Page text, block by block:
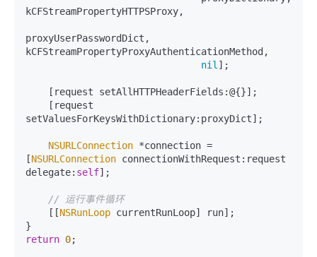
kCFStreamPropertyHTTPSProxy,
proxyUserPasswordDict,
kCFStreamPropertyProxyAuthenticationMethod,
nil ];
setValuesForKeysWithDictionary:proxyDict];
NSURLConnection *connection =
[NSURLConnection connectionWithRequest:request
delegate: self];
// 运行事件循环
    [[
NSRunLoop currentRunLoop] run];
return 0